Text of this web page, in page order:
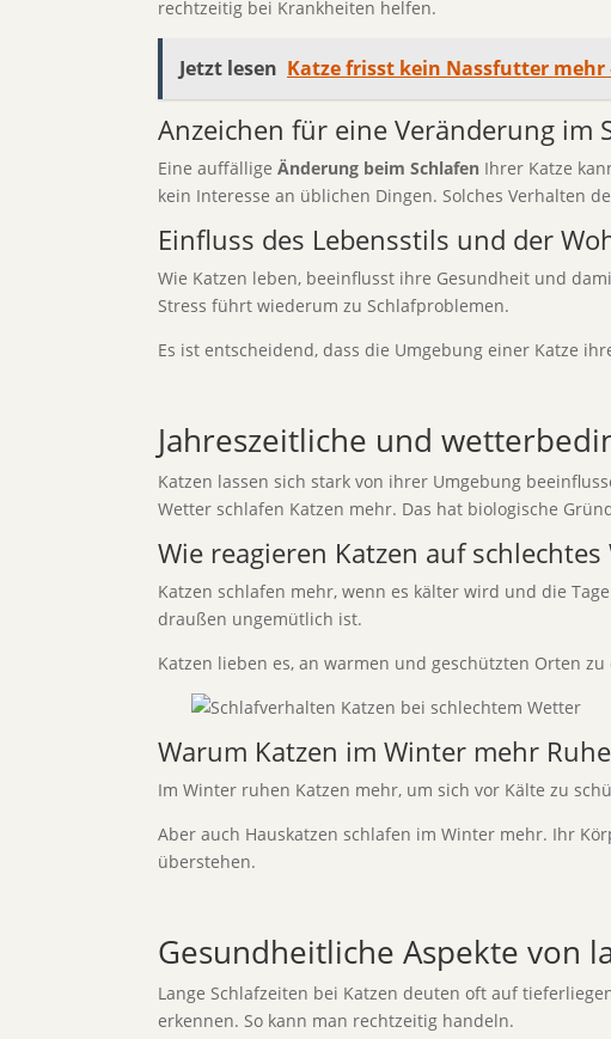
rechtzeitig bei Krankheiten helfen.
Jetzt lesen Katze frisst kein Nassfutter mehr
Anzeichen für eine Veränderung im
Eine auffällige Änderung beim Schlafen Ihrer Katze
kein Interesse an üblichen Dingen. Solches Verhalten
Einfluss des Lebensstils und der
Wie Katzen leben, beeinflusst ihre Gesundheit und
Stress führt wiederum zu Schlafproblemen.
Es ist entscheidend, dass die Umgebung einer Katze
Jahreszeitliche und
Katzen lassen sich stark von ihrer Umgebung
Wetter schlafen Katzen mehr. Das hat biologische
Wie reagieren Katzen auf
Katzen schlafen mehr, wenn es kälter wird und die
draußen ungemütlich ist.
Katzen lieben es, an warmen und geschützten Orten
Warum Katzen im Winter mehr
Im Winter ruhen Katzen mehr, um sich vor Kälte zu
Aber auch Hauskatzen schlafen im Winter mehr. Ihr
überstehen.
Gesundheitliche Aspekte von
Lange Schlafzeiten bei Katzen deuten oft auf
erkennen. So kann man rechtzeitig handeln.